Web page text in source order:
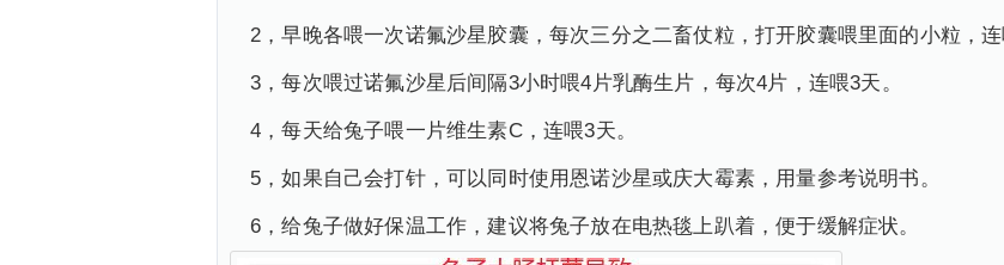
2，早晚各喂一次诺氟沙星胶囊，每次三分之二畜仗粒，打开胶囊喂里面的小粒，连
3，每次喂过诺氟沙星后间隔3小时喂4片乳酶生片，每次4片，连喂3天。
4，每天给兔子喂一片维生素C，连喂3天。
5，如果自己会打针，可以同时使用恩诺沙星或庆大霉素，用量参考说明书。
6，给兔子做好保温工作，建议将兔子放在电热毯上趴着，便于缓解症状。